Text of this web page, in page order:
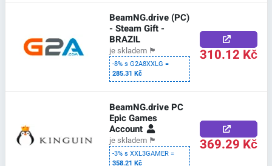
BeamNG.drive (PC)
- Steam Gift -
BRAZIL
je skladem 🏴
-8% s G2A8XXLG =
285.31 Kč
310.12 Kč
BeamNG.drive PC
Epic Games
Account
je skladem 🏴
-3% s XXL3GAMER =
358.21 Kč
369.29 Kč